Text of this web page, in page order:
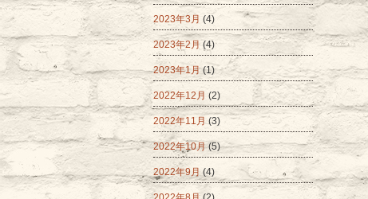
2023年3月 (4)
2023年2月 (4)
2023年1月 (1)
2022年12月 (2)
2022年11月 (3)
2022年10月(5)
2022年9月 (4)